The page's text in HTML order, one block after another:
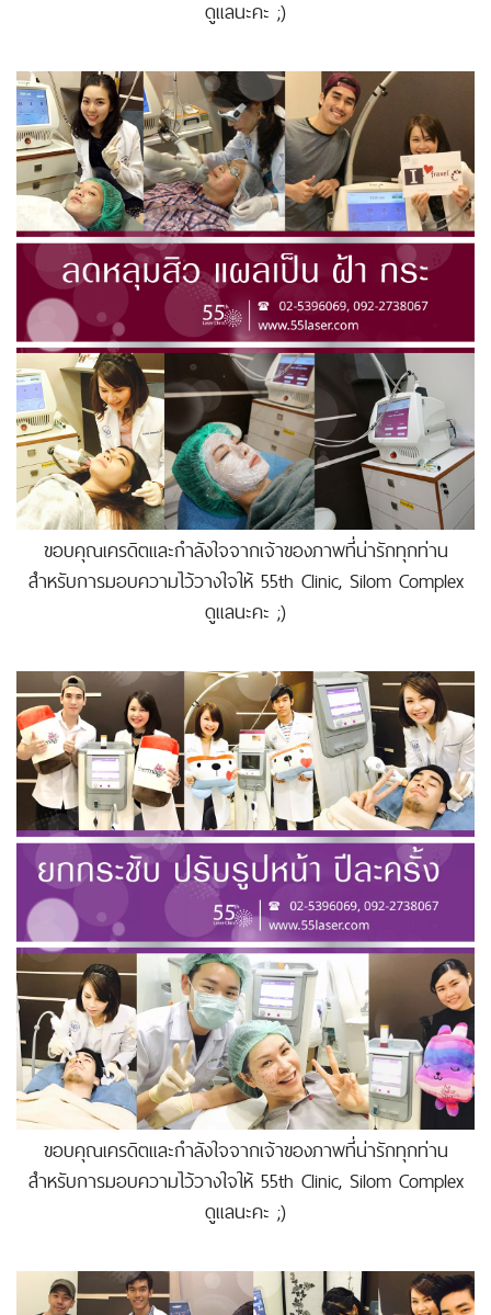
ดูแลนะคะ ;)
ขอบคุณเครดิตและกำลังใจจากเจ้าของภาพที่น่ารักทุกท่าน
สำหรับการมอบความไว้วางใจให้ 55th Clinic, Silom Complex
ดูแลนะคะ ;)
ขอบคุณเครดิตและกำลังใจจากเจ้าของภาพที่น่ารักทุกท่าน
สำหรับการมอบความไว้วางใจให้ 55th Clinic, Silom Complex
ดูแลนะคะ ;)